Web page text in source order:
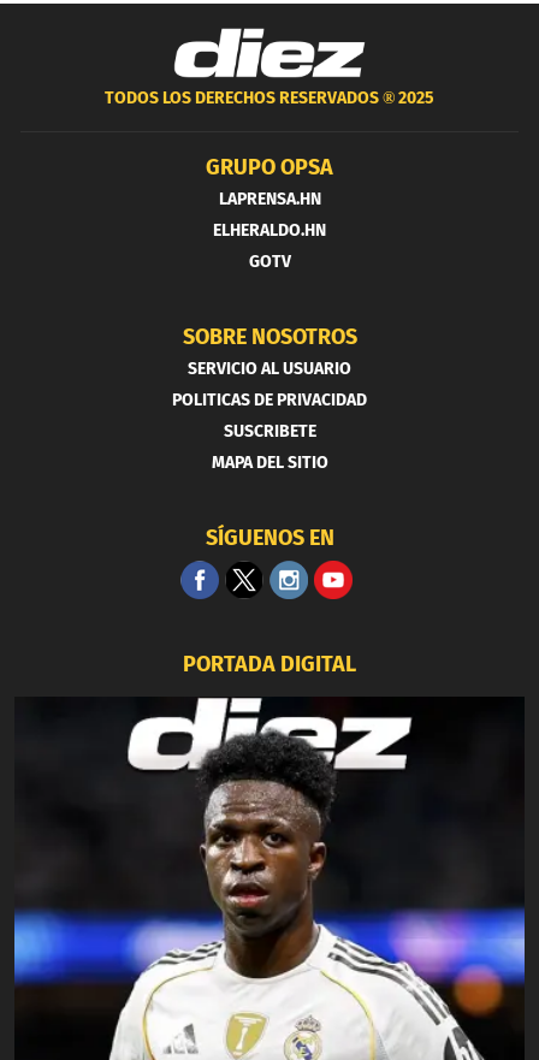
TODOS LOS DERECHOS RESERVADOS ®2025
GRUPO OPSA
LAPRENSA.HN
ELHERALDO.HN
GOTV
SOBRE NOSOTROS
SERVICIO AL USUARIO
POLITICAS DE PRIVACIDAD
SUSCRIBETE
MAPA DEL SITIO
SÍGUENOS EN
PORTADA DIGITAL